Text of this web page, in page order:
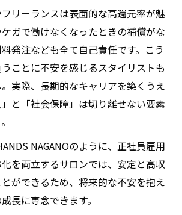
リーランスは表面的な高還元率が魅
ガで働けなくなったときの補償がな
発注なども全て自己責任です。こう
ことに不安を感じるスタイリストも
実際、長期的なキャリアを築くうえ
と「社会保障」は切り離せない要素
NAGANOのように、正社員雇用
を両立するサロンでは、安定と高収
ができるため、将来的な不安を抱え
長に専念できます。